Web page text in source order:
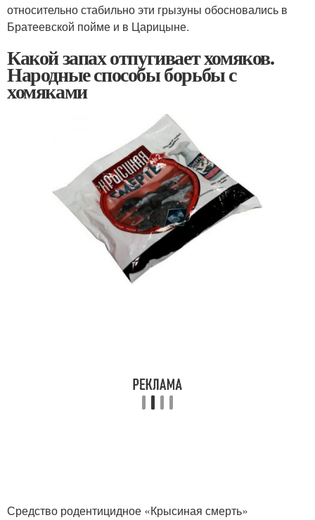
относительно стабильно эти грызуны обосновались в
Братеевской пойме и в Царицыне.
Какой запах отпугивает хомяков.
Народные способы борьбы с
хомяками
Средство родентицидное «Крысиная смерть»